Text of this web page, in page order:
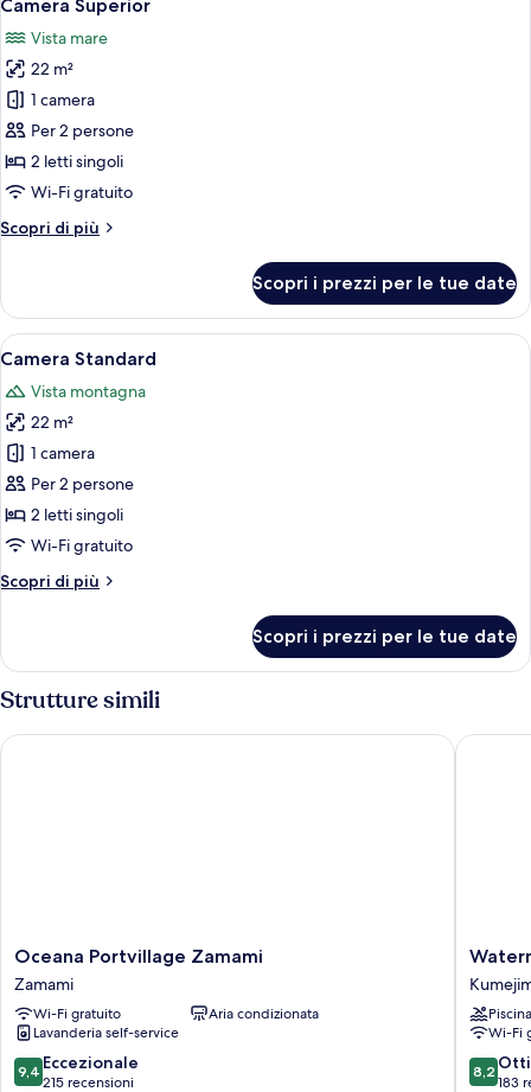
tutte
le
foto
per
Camera
Superior
Camera Superior
Vista mare
22 m²
1 camera
Per 2 persone
2 letti singoli
Wi-Fi gratuito
Scopri di più
Altri
Superior
Scopri i prezzi per le tue date
Apri
tutte
le
foto
per
Camera
Standard
Camera d'albergo con due letti, un
4
Camera Standard
Vista montagna
22 m²
1 camera
Per 2 persone
2 letti singoli
Wi-Fi gratuito
Scopri di più
Altri
Standard
Scopri i prezzi per le tue date
Strutture simili
Oceana
Portvillage
Zamami
Zamami
Oceana Portvillage Zamami
Zamami
Wi-Fi gratuito
Aria condizionata
Lavanderia self-service
9.4
su
9,4 Eccezionale
215 recensioni
Oceana Portvillage Zamami
Hotel
Kume
Island
Piscina
Wi-Fi
8.2
su
8,2
183